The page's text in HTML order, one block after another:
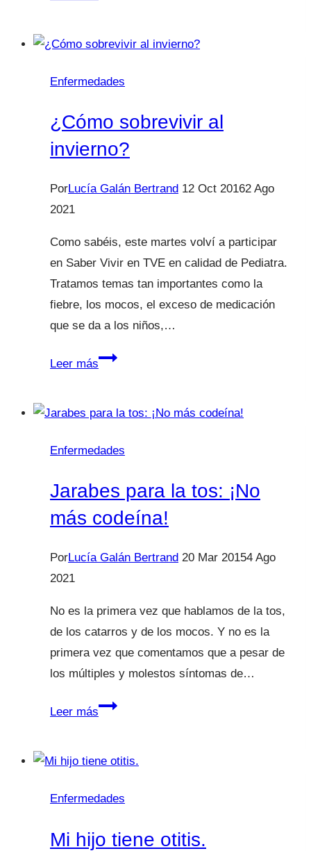
tienen
Enfermedades
¿Cómo sobrevivir al
invierno?
PorLucía Galán Bertrand 12 Oct 20162 Ago
2021
Como sabéis, este martes volví a participar
en Saber Vivir en TVE en calidad de Pediatra.
Tratamos temas tan importantes como la
fiebre, los mocos, el exceso de medicación
que se da a los niños,…
Leer más¿Cómo
invierno?
Enfermedades
Jarabes para la tos: ¡No
más codeína!
PorLucía Galán Bertrand 20 Mar 20154 Ago
2021
No es la primera vez que hablamos de la tos,
de los catarros y de los mocos. Y no es la
primera vez que comentamos que a pesar de
los múltiples y molestos síntomas de…
Leer másJarabes
tos:
codeína!
Enfermedades
Mi hijo tiene otitis.